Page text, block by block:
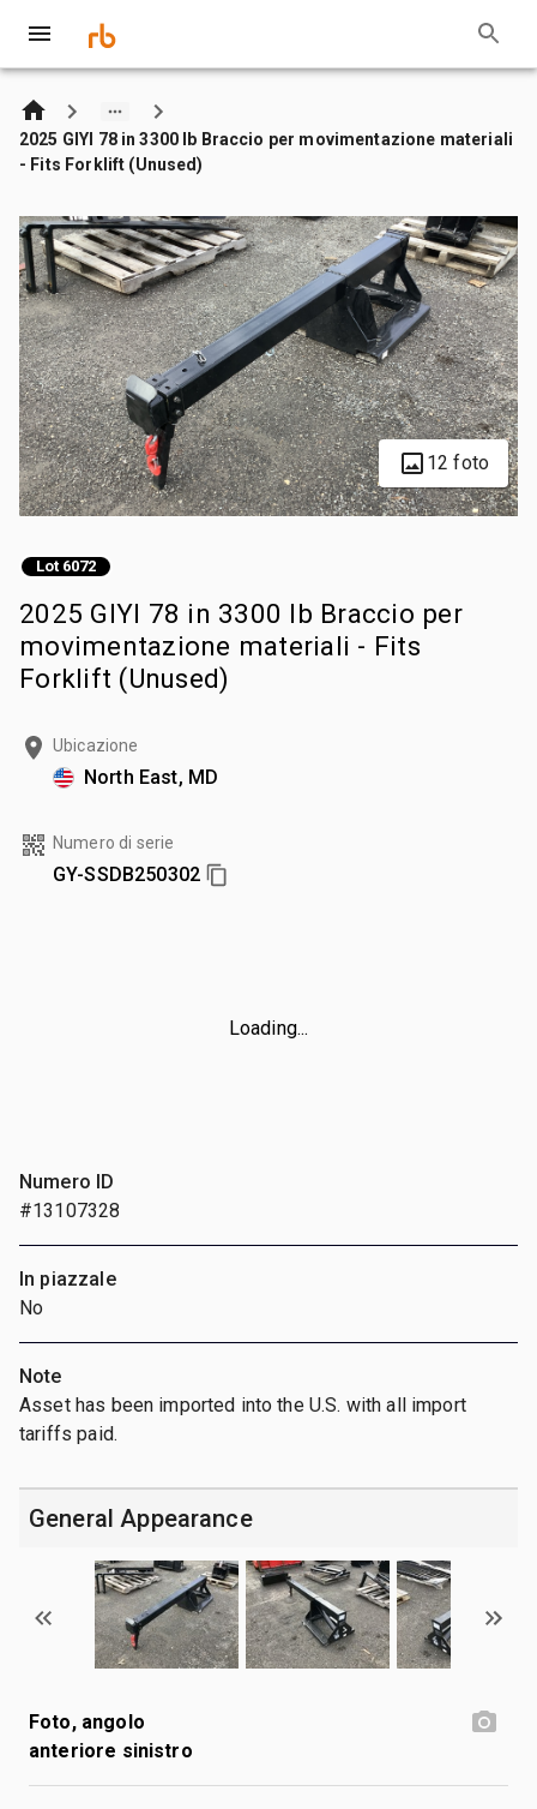
2025 GIYI 78 in 3300 lb Braccio per movimentazione materiali
- Fits Forklift (Unused)
12 foto
Lot 6072
2025 GIYI 78 in 3300 lb Braccio per
movimentazione materiali - Fits
Forklift (Unused)
Ubicazione
North East, MD
Numero di serie
GY-SSDB250302
Loading...
Numero ID
#13107328
In piazzale
No
Note
Asset has been imported into the U.S. with all import
tariffs paid.
General Appearance
Foto, angolo
anteriore sinistro